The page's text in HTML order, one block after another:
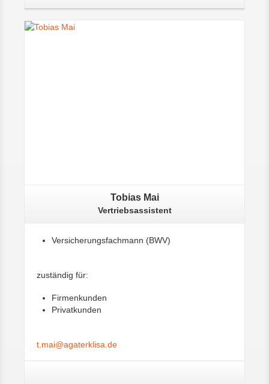
Tobias Mai
Vertriebsassistent
Versicherungsfachmann (BWV)
zuständig für:
Firmenkunden
Privatkunden
t.mai@agaterklisa.de